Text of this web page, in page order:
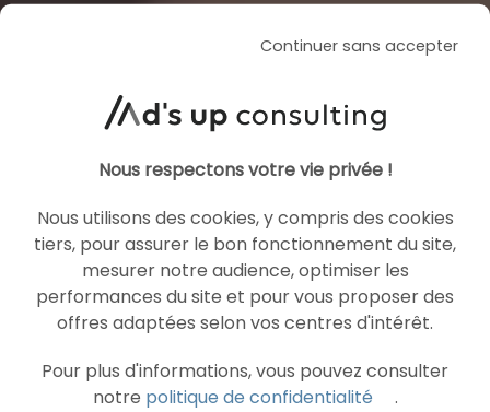
Continuer sans accepter
Nous respectons votre vie privée !
Nous utilisons des cookies, y compris des cookies
tiers, pour assurer le bon fonctionnement du site,
mesurer notre audience, optimiser les
performances du site et pour vous proposer des
offres adaptées selon vos centres d'intérêt.
Pour plus d'informations, vous pouvez consulter
notre politique de confidentialité .